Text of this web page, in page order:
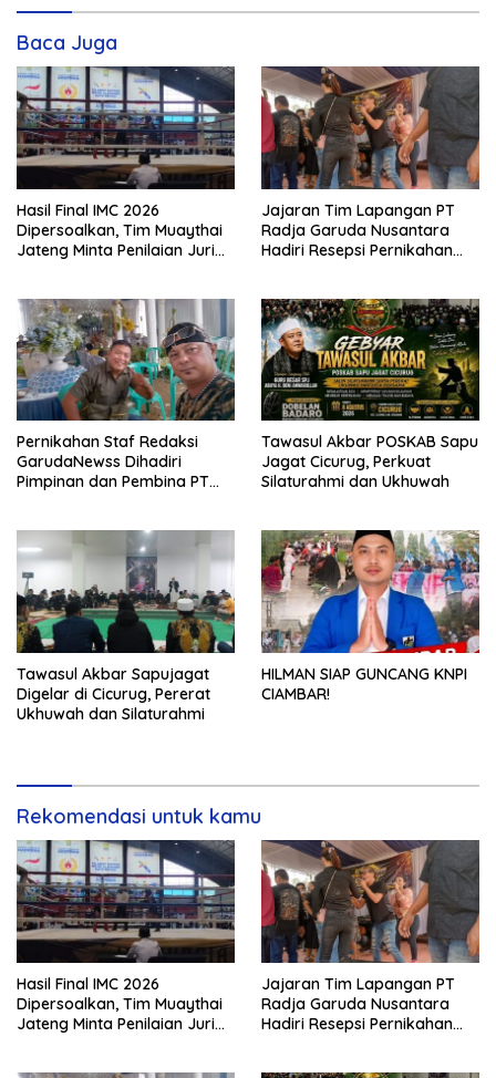
Baca Juga
Hasil Final IMC 2026
Dipersoalkan, Tim Muaythai
Jateng Minta Penilaian Juri
Jajaran Tim Lapangan PT
Radja Garuda Nusantara
Hadiri Resepsi Pernikahan
Pernikahan Staf Redaksi
GarudaNewss Dihadiri
Pimpinan dan Pembina PT
Tawasul Akbar POSKAB Sapu
Jagat Cicurug, Perkuat
Silaturahmi dan Ukhuwah
Tawasul Akbar Sapujagat
Digelar di Cicurug, Pererat
Ukhuwah dan Silaturahmi
HILMAN SIAP GUNCANG KNPI
CIAMBAR!
Rekomendasi untuk kamu
Hasil Final IMC 2026
Dipersoalkan, Tim Muaythai
Jateng Minta Penilaian Juri
Jajaran Tim Lapangan PT
Radja Garuda Nusantara
Hadiri Resepsi Pernikahan